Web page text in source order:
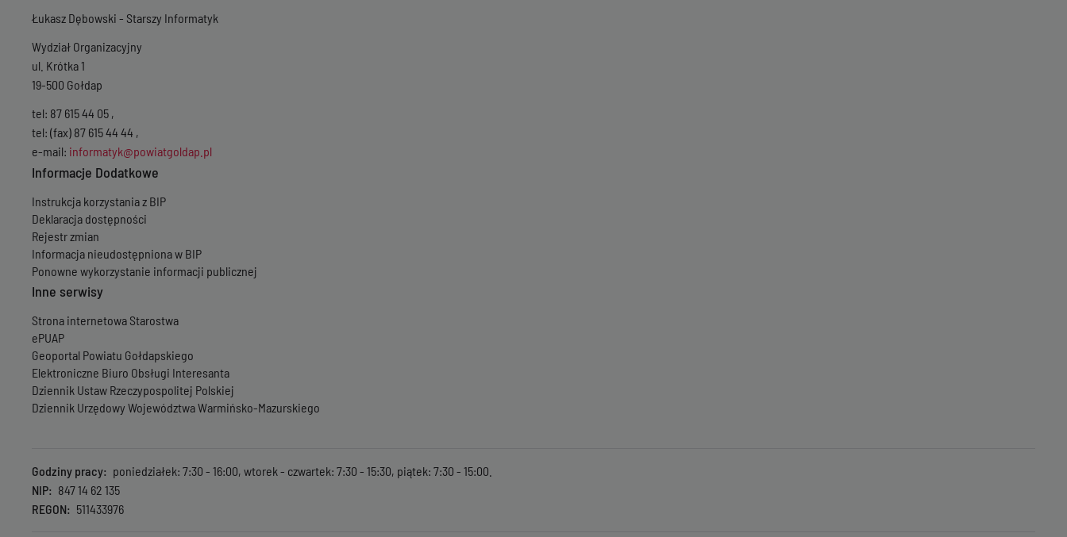
Łukasz Dębowski - Starszy Informatyk
Wydział Organizacyjny
ul. Krótka 1
19-500 Gołdap
tel: 87 615 44 05 ,
tel: (fax) 87 615 44 44 ,
e-mail: informatyk@powiatgoldap.pl
Informacje Dodatkowe
Instrukcja korzystania z BIP
Deklaracja dostępności
Rejestr zmian
Informacja nieudostępniona w BIP
Ponowne wykorzystanie informacji publicznej
Inne serwisy
Strona internetowa Starostwa
ePUAP
Geoportal Powiatu Gołdapskiego
Elektroniczne Biuro Obsługi Interesanta
Dziennik Ustaw Rzeczypospolitej Polskiej
Dziennik Urzędowy Województwa Warmińsko-Mazurskiego
Godziny pracy
poniedziałek: 7:30 - 16:00, wtorek - czwartek: 7:30 - 15:30, piątek: 7:30 - 15:00.
NIP
847 14 62 135
REGON
511433976